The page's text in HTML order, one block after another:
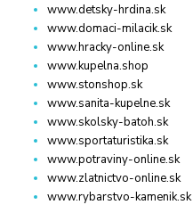
www.detsky-hrdina.sk
www.domaci-milacik.sk
www.hracky-online.sk
www.kupelna.shop
www.stonshop.sk
www.sanita-kupelne.sk
www.skolsky-batoh.sk
www.sportaturistika.sk
www.potraviny-online.sk
www.zlatnictvo-online.sk
www.rybarstvo-kamenik.sk